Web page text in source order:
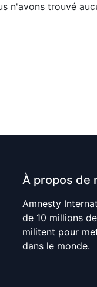
n'avons trouvé
À propos de
Amnesty
de 10 millions
militent pour
dans le monde.